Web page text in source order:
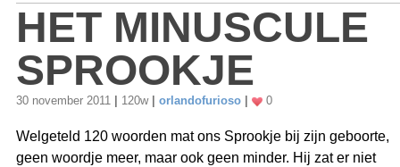
HET MINUSCULE
SPROOKJE
30 november 2011 120w orlandofurioso 0
Welgeteld 120 woorden mat ons Sprookje bij zijn geboorte,
geen woordje meer, maar ook geen minder. Hij zat er niet